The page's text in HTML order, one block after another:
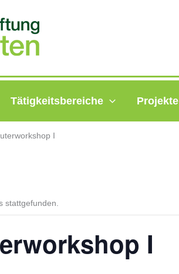
Tätigkeitsbereiche Projekte
I
stattgefunden.
I